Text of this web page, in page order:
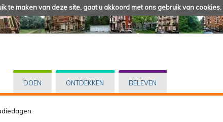
te maken van deze site, gaat u akkoord met ons gebruik van cookies.
DOEN ONTDEKKEN BELEVEN